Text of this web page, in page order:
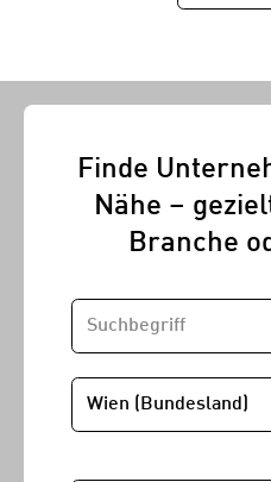
Finde
Nähe –
Branche
SUCHBEGRIFF
STANDORT